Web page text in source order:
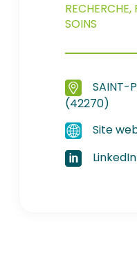
SOINS
SAINT-
(42270)
Site
LinkedIn